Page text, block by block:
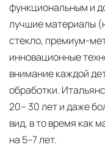
функциональным и
лучшие материалы
стекло, премиум-
инновационные
внимание каждой
обработки.
20– 30 лет и даже
вид, в то время как
на 5–7 лет.